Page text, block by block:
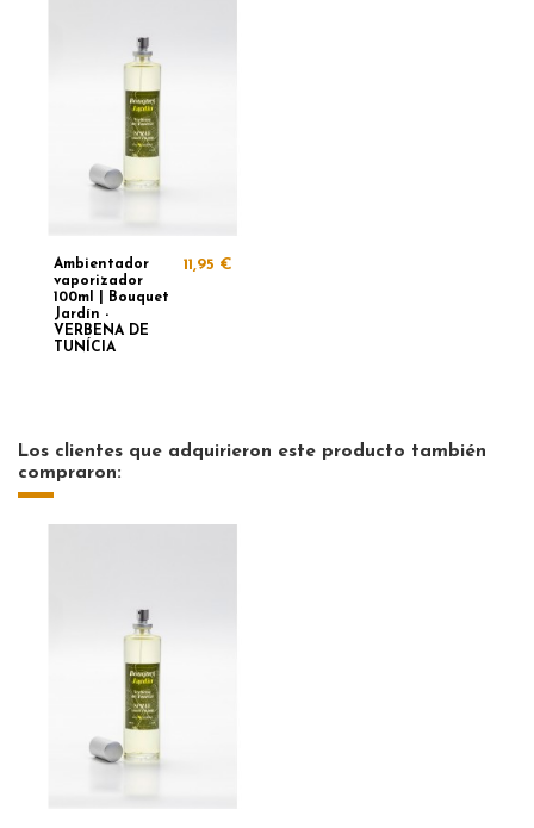
Ambientador
vaporizador
100ml | Bouquet
Jardín -
VERBENA DE
TUNÍCIA
11,95 €
Los clientes que adquirieron este producto también
compraron: